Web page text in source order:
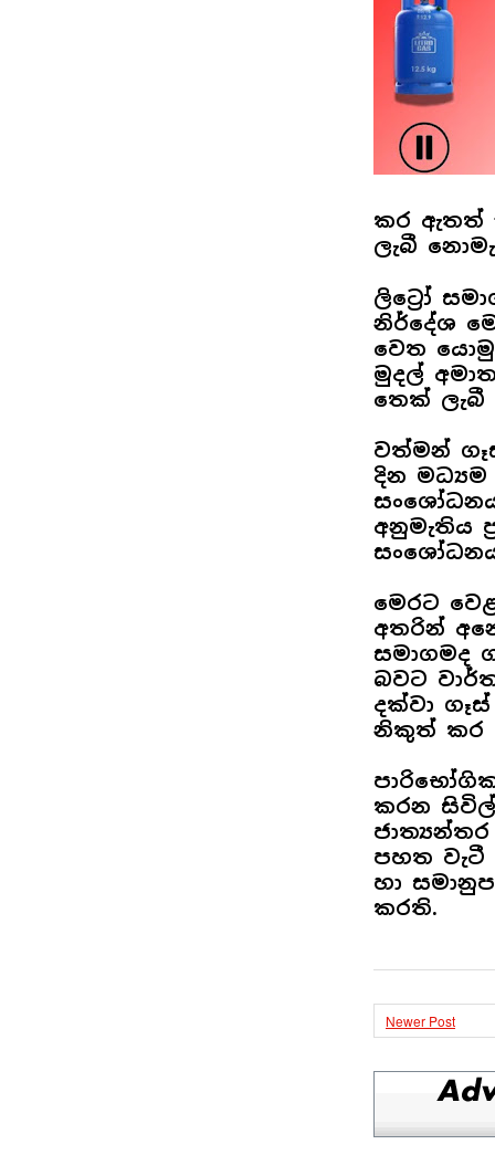
කර ඇතත්
ලැබී
ලිට්‍රෝ
නිර්දේශ
වෙත
මුදල්
තෙක් ලැබී
වත්මන්
දින මධ්‍යම
අනුමැතිය
මෙරට
අතරින්
සමාගමද
බවට
දක්වා
නිකුත් කර
කරන සිවිල්
පහත
හා
කරති.
Newer Post